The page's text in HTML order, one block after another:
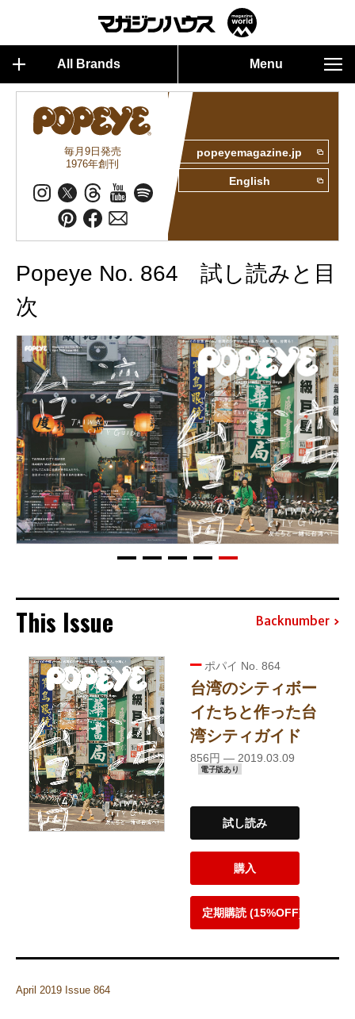
All Brands Menu
毎月9日発売
1976年創刊
popeyemagazine.jp
English
Popeye No. 864 試し読みと目
次
This Issue Backnumber
ポパイ No. 864
台湾のシティボー
イたちと作った台
湾シティガイド
856円 — 2019.03.09
電子版あり
試し読み
購入
定期購読 (15%OFF)
April 2019 Issue 864